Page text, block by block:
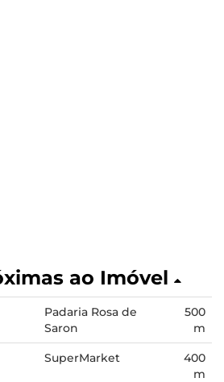
ao Imóvel
Padaria Rosa de
Saron
500
m
SuperMarket
400
m